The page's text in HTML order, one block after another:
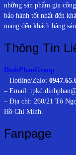
những sản phẩm gia
bảo hành tốt nhất đến
mang đến khách hàng
Thông Tin
DinhPhanGroup
– Hotline/Zalo:
– Email:
– Địa chỉ: 260/21 Tô
Hồ Chí Minh.
Fanpage